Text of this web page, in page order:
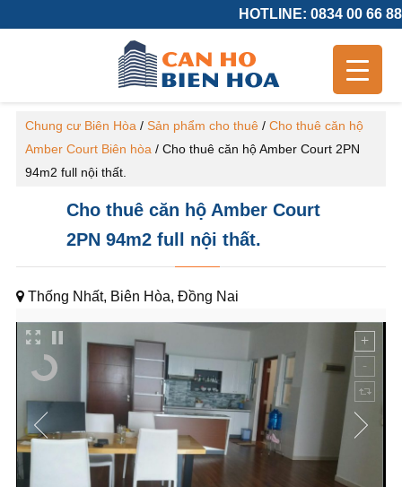
HOTLINE: 0834 00 66 88
Chung cư Biên Hòa / Sản phẩm cho thuê/ Cho thuê căn hộ
Amber Court Biên hòa / Cho thuê căn hộ Amber Court 2PN
94m2 full nội thất.
Cho thuê căn hộ Amber Court
2PN 94m2 full nội thất.
Thống Nhất, Biên Hòa, Đồng Nai